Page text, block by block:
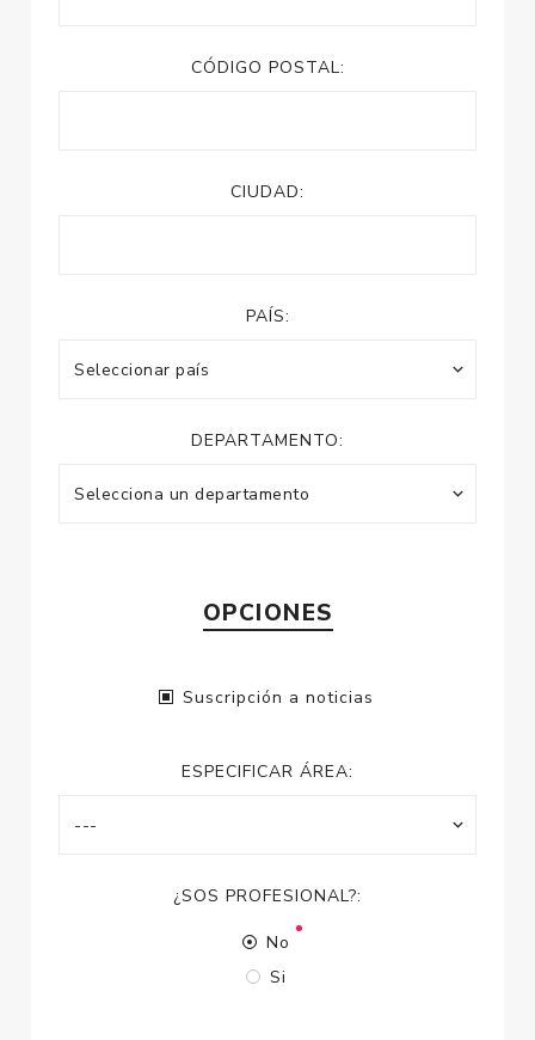
CÓDIGO POSTAL:
CIUDAD:
PAÍS:
DEPARTAMENTO:
OPCIONES
Suscripción a noticias
ESPECIFICAR ÁREA:
¿SOS PROFESIONAL?:
No
Si